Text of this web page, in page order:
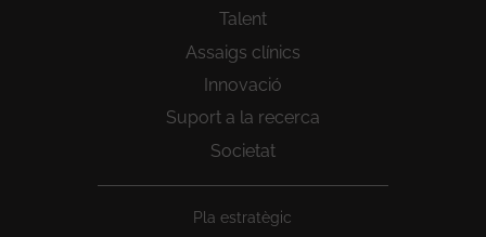
Talent
Assaigs clínics
Innovació
Suport a la recerca
Societat
Pla estratègic